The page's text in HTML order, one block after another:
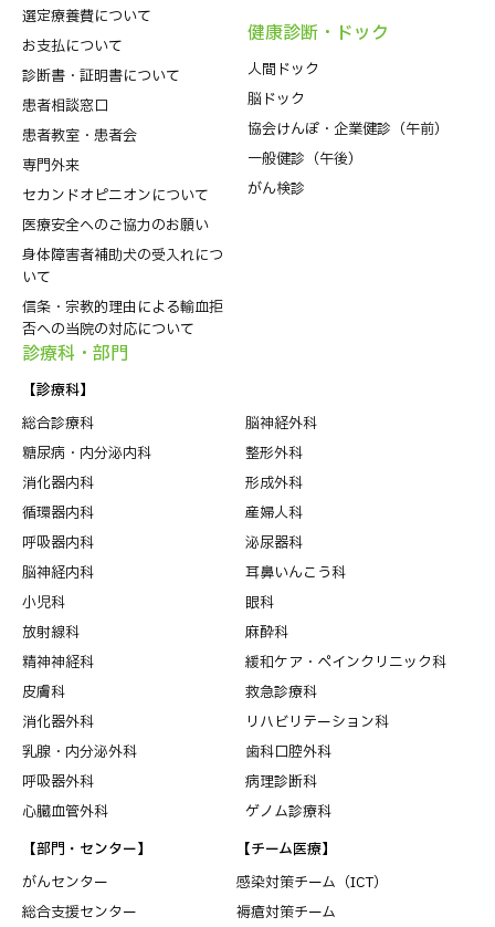
選定療養費について
お支払について
診断書・証明書について
患者相談窓口
患者教室・患者会
専門外来
セカンドオピニオンについて
医療安全へのご協力のお願い
身体障害者補助犬の受入れにつ
いて
信条・宗教的理由による輸血拒
否への当院の対応について
健康診断・ドック
人間ドック
脳ドック
協会けんぽ・企業健診（午前）
一般健診（午後）
がん検診
診療科・部⾨
【診療科】
総合診療科
糖尿病・内分泌内科
消化器内科
循環器内科
呼吸器内科
脳神経内科
小児科
放射線科
精神神経科
皮膚科
消化器外科
乳腺・内分泌外科
呼吸器外科
心臓血管外科
脳神経外科
整形外科
形成外科
産婦人科
泌尿器科
耳鼻いんこう科
眼科
麻酔科
緩和ケア・ペインクリニック科
救急診療科
リハビリテーション科
歯科口腔外科
病理診断科
ゲノム診療科
【部門・センター】
がんセンター
総合支援センター
【チーム医療】
感染対策チーム（ICT）
褥瘡対策チーム